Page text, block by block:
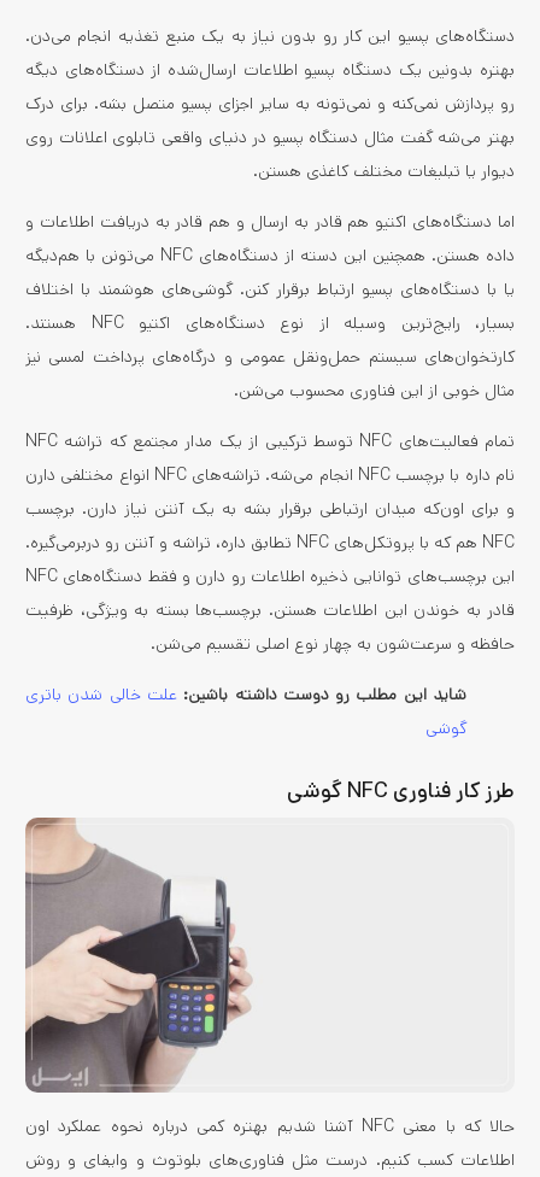
دستگاه‌های پسیو این کار رو بدون نیاز به یک منبع تغذیه انجام می‌دن.
بهتره بدونین یک دستگاه پسیو اطلاعات ارسال‌شده از دستگاه‌های دیگه
رو پردازش نمی‌کنه و نمی‌تونه به سایر اجزای پسیو متصل بشه. برای درک
بهتر می‌شه گفت مثال دستگاه پسیو در دنیای واقعی تابلوی اعلانات روی
دیوار یا تبلیغات مختلف کاغذی هستن.
اما دستگاه‌های اکتیو هم قادر به ارسال و هم قادر به دریافت اطلاعات و
داده هستن. همچنین این دسته از دستگاه‌های NFC می‌تونن با هم‌دیگه
یا با دستگاه‌های پسیو ارتباط برقرار کنن. گوشی‌های هوشمند با اختلاف
بسیار، رایج‌ترین وسیله از نوع دستگاه‌های اکتیو NFC هستند.
کارتخوان‌های سیستم حمل‌ونقل عمومی و درگاه‌های پرداخت لمسی نیز
مثال خوبی از این فناوری محسوب می‌شن.
تمام فعالیت‌های NFC توسط ترکیبی از یک مدار مجتمع که تراشه NFC
نام داره با برچسب NFC انجام می‌شه. تراشه‌های NFC انواع مختلفی دارن
و برای اون‌که میدان ارتباطی برقرار بشه به یک آنتن نیاز دارن. برچسب
NFC هم که با پروتکل‌های NFC تطابق داره، تراشه و آنتن رو دربرمی‌گیره.
این برچسب‌های توانایی ذخیره اطلاعات رو دارن و فقط دستگاه‌های NFC
قادر به خوندن این اطلاعات هستن. برچسب‌ها بسته به ویژگی، ظرفیت
حافظه و سرعت‌شون به چهار نوع اصلی تقسیم می‌شن.
شاید این مطلب رو دوست داشته باشین: علت خالی شدن باتری
گوشی
طرز کار فناوری NFC گوشی
حالا که با معنی NFC آشنا شدیم بهتره کمی درباره نحوه عملکرد اون
اطلاعات کسب کنیم. درست مثل فناوری‌های بلوتوث و وایفای و روش